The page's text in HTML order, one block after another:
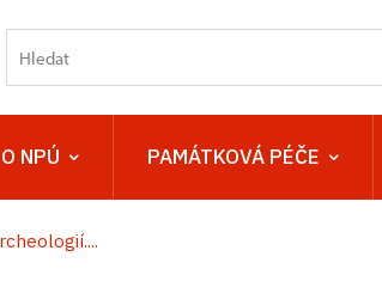
O NPÚ PAMÁTKOVÁ PÉČE